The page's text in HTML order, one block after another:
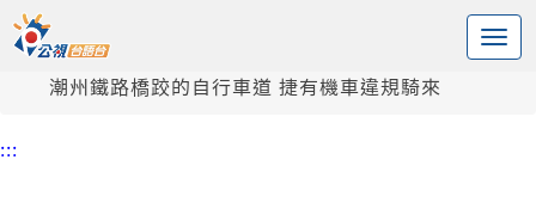
中央內容區塊
頭頁
潮州鐵路橋跤的自行車道 捷有機車違規騎來
:::